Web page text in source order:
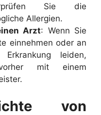
Sie die
Allergien.
Arzt: Wenn Sie
einnehmen oder an
Erkrankung leiden,
mit einem
von